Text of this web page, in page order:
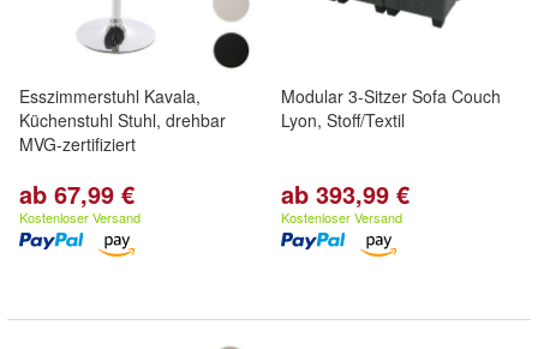
Esszimmerstuhl Kavala,
Küchenstuhl Stuhl, drehbar
MVG-zertifiziert
ab 67,99 €
Kostenloser Versand
Modular 3-Sitzer Sofa Couch
Lyon, Stoff/Textil
ab 393,99 €
Kostenloser Versand